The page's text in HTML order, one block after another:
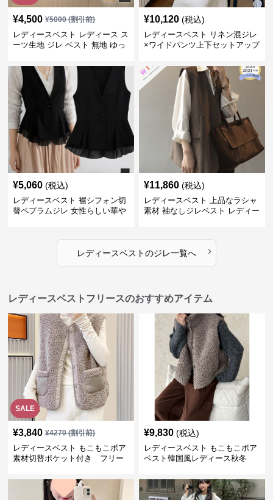
¥4,500 ¥5000(割引前)
レディースベスト レディース ス
ーツ生地 ジレ ベスト 無地 ゆっ
¥10,120 (税込)
レディースベスト リネン混ジレ
×ワイドパンツ上下セットアップ
¥5,060 (税込)
レディースベスト 裾シフォン切
替ペプラムジレ 女性らしい華や
¥11,860 (税込)
レディースベスト 上品なラシャ
素材 袖なしジレベスト レディー
レディースベストのジレ一覧へ ›
レディースベストフリースのおすすめアイテム
SALE
¥3,840 ¥4270(割引前)
レディースベスト もこもこボア
素材切替ポケット付き フリー
¥9,830 (税込)
レディースベスト もこもこボア
ベスト韓国風レディース秋冬